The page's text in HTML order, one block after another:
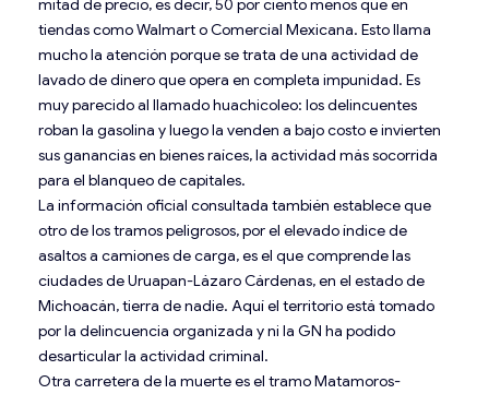
tiendas como Walmart o Comercial Mexicana. Esto llama
mucho la atención porque se trata de una actividad de
lavado de dinero que opera en completa impunidad. Es
muy parecido al llamado huachicoleo: los delincuentes
roban la gasolina y luego la venden a bajo costo e invierten
sus ganancias en bienes raíces, la actividad más socorrida
para el blanqueo de capitales.
La información oficial consultada también establece que
otro de los tramos peligrosos, por el elevado índice de
asaltos a camiones de carga, es el que comprende las
ciudades de Uruapan-Lázaro Cárdenas, en el estado de
Michoacán, tierra de nadie. Aquí el territorio está tomado
por la delincuencia organizada y ni la GN ha podido
desarticular la actividad criminal.
Otra carretera de la muerte es el tramo Matamoros-